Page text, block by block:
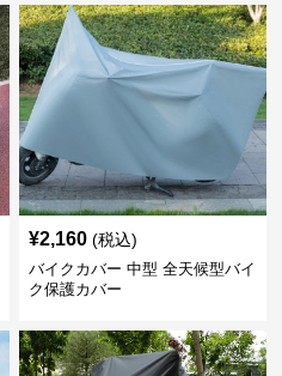
¥2,160 (税込)
バイクカバー 中型 全天候型バイ
ク保護カバー